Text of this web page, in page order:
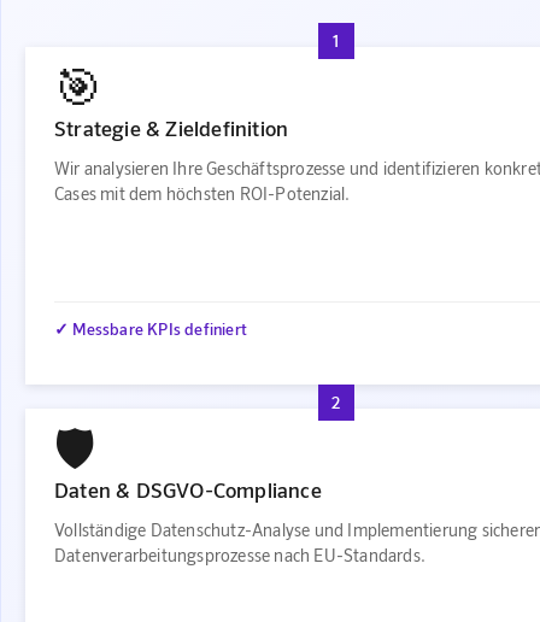
1
🎯
Strategie & Zieldefinition
Wir analysieren Ihre Geschäftsprozesse und identifizieren
Cases mit dem höchsten ROI-Potenzial.
✓ Messbare KPIs definiert
2
🛡️
Daten & DSGVO-Compliance
Vollständige Datenschutz-Analyse und Implementierung sicherer
Datenverarbeitungsprozesse nach EU-Standards.